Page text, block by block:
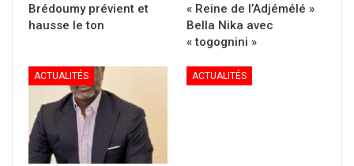
Brédoumy prévient et
hausse le ton
« Reine de l’Adjémélé »
Bella Nika avec
« togognini »
ACTUALITÉS ACTUALITÉS